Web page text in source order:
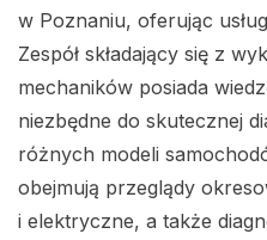
w Poznaniu, oferując
Zespół składający się z
mechaników posiada
niezbędne do skutecznej
różnych modeli
obejmują przeglądy
i elektryczne, a także